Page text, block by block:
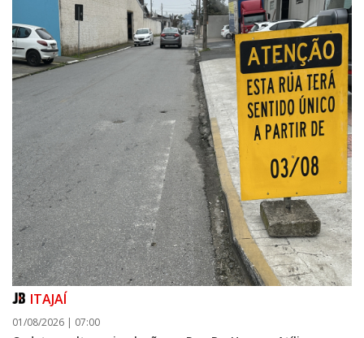
ITAJAÍ
01/08/2026 | 07:00